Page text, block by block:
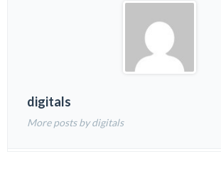
digitals
More posts by digitals